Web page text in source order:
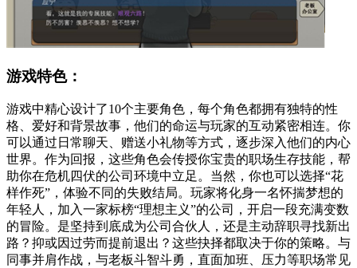
游戏特色：
游戏中精心设计了10个主要角色，每个角色都拥有独特的性
格、爱好和背景故事，他们的命运与玩家的互动紧密相连。你
可以通过日常聊天、赠送小礼物等方式，逐步深入他们的内心
世界。作为回报，这些角色会传授你宝贵的职场生存技能，帮
助你在危机四伏的公司环境中立足。当然，你也可以选择“花
样作死”，体验不同的失败结局。玩家将化身一名怀揣梦想的
年轻人，加入一家标榜“理想主义”的公司，开启一段充满变数
的冒险。是坚持到底成为公司合伙人，还是主动辞职寻找新出
路？抑或因过劳而提前退出？这些抉择都取决于你的策略。与
同事并肩作战，与老板斗智斗勇，直面加班、压力等职场常见